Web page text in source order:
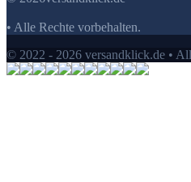
• Alle Rechte vorbehalten.
© 2022 - 2026 versandklick.de •